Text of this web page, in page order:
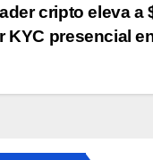
cripto eleva a
KYC presencial